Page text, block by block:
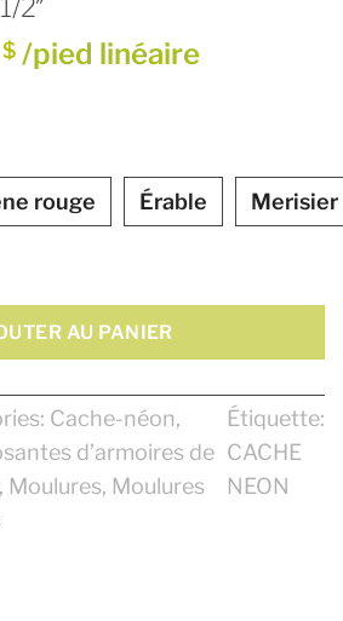
2″
$ /pied linéaire
rouge Érable Merisier
AU PANIER
Cache-néon,
d’armoires de
, Moulures, Moulures
Étiquette:
CACHE
NEON